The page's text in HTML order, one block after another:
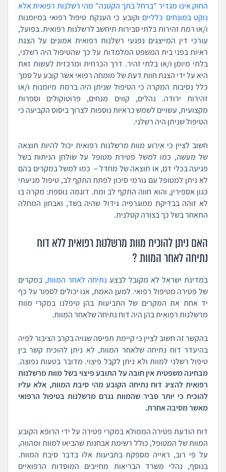
החוק אינו מגדיר "ברחל בתך הקטנה" מהי רשלנות רפואית אלא
נוקט במונחים כלליים וקובע כי הענקת טיפול רפואי במיומנות
ו/או רמת זהירות בלתי סבירות תיחשב לרשלנות רפואית. בפועל,
עורכי דין המייצגים נפגעי רשלנות רפואית אמונים על הצגת
ראיות בפני בית המשפט המלמדות על כך שהטיפול היה רשלני,
בלתי מיומן ו/או בלתי זהיר. דרך הכרחית ומרכזית לעשות זאת
היא על ידי הצגת חוות דעת של מומחה רפואי אשר קובע על סמך
כלל נסיבות המקרה כי הטיפול שניתן היה ברמת מיומנות ו/או
זהירות ירודה. נהלים, קווים מנחים, פרוטוקולים וספרות
מקצועית, עשויים לשמש כראיות נוספות לצרוך ביסוס הקביעה כי
הטיפול שניתן היה רשלני.
חשוב לציין כי אירוע מוות מרשלנות רפואית יכול להיות תוצאה
של מעשה, כמו למשל פטירת מטופל על שולחן הניתוח בשל
פגיעה בכלי דם, או תוצאה של מחדל – כמו למשל במקרים בהם
לא ניתן למטופל עם גורמי סיכון לפתח התקף לב, טיפול מניעתי
כגון אספירין, והוא חווה התקף לב ומת. דוגמה נוספת: מקרה בו
לא זוהה בבדיקת ממוגרפיה גידול שהיה בשד, ואבחון המחלה
התאחר בשל כך בצורה קטלנית.
האם ניתן להוכיח מוות מרשלנות רפואית ללא דוח
נתיחה לאחר המוות ?
במדינת ישראל לא מקובל לבצע נתיחה לאחר המוות, במקרים
של פטירה מטיפול רפואי. למען האמת, אנו יכולים לספור על כף
יד אחת את המקרים של התביעות בהן טיפלנו במקרי מוות
מרשלנות רפואית בהן היה דוח נתיחה שלאחר המוות.
בהקשר זה חשוב לציין כי קיימת תפיסה שגויה בקרב הציבור לפיה
בהיעדר דוח נתיחה שלאחר המוות, לא ניתן להוכיח קשר בין
טיפול רשלני למוות ולא ניתן לקבל פיצוי. מדובר בטעות נפוצה.
מבחינה משפטית אין חובה על התובע פיצוי בשל מוות מרשלנות
רפואית להציג דוח נתיחה הקובע מהי סיבת המוות, אלא עליו
להוכיח כי יותר סביר שהמוות נגרם מרשלנות בטיפול הרפואי
מאשר מסיבה אחרת.
דוח הודעת פטירה הממולא במקרי פטירה על ידי הרופא הקובע
המוות של המטופל, כולל רשימת אבחנות שהביאו למוות ומהווה,
על פי רוב, ראייה מספקת בתביעות אלו בדבר סיבת המוות.
בנוסף, נהלי משרד הבריאות מחייבים המוסדות הרפואיים